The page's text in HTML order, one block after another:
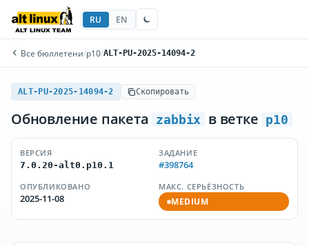
RU EN
Все бюллетени/p10/ALT-PU-2025-14094-2
ALT-PU-2025-14094-2 Скопировать
Обновление пакета zabbix в ветке p10
ВЕРСИЯ
7.0.20-alt0.p10.1
ЗАДАНИЕ
#398764
ОПУБЛИКОВАНО
2025-11-08
МАКС. СЕРЬЁЗНОСТЬ
MEDIUM